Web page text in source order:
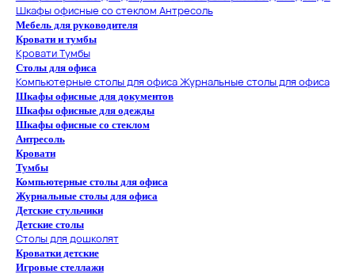
Шкафы офисные со стеклом Антресоль
Мебель для руководителя
Кровати и тумбы
КроватиТумбы
Столы для офиса
Компьютерные столы для офисаЖурнальные столы для офиса
Шкафы офисные для документов
Шкафы офисные для одежды
Шкафы офисные со стеклом
Антресоль
Кровати
Тумбы
Компьютерные столы для офиса
Журнальные столы для офиса
Детские стульчики
Детские столы
Столы для дошколят
Кроватки детские
Игровые стеллажи